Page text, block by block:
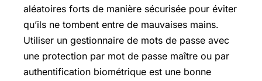
aléatoires forts de manière sécurisée pour éviter
qu’ils ne tombent entre de mauvaises mains.
Utiliser un gestionnaire de mots de passe avec
une protection par mot de passe maître ou par
authentification biométrique est une bonne